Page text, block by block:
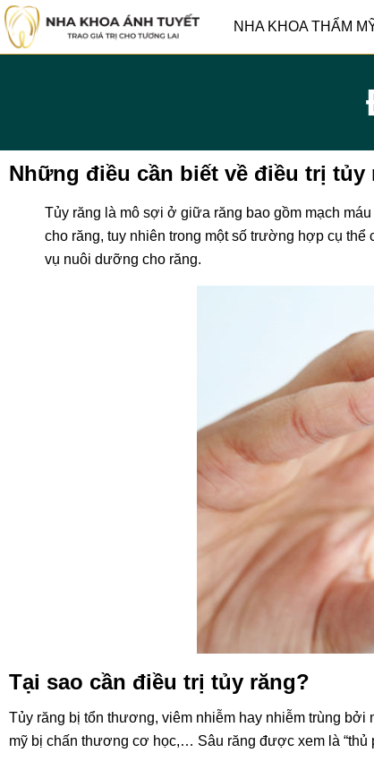
NHA KHOA THẨM
Những điều cần biết về điều trị tủy
Tủy răng là mô sợi ở giữa răng bao gồm mạch
cho răng, tuy nhiên trong một số trường hợp cụ
vụ nuôi dưỡng cho răng.
Tại sao cần điều trị tủy răng?
Tủy răng bị tổn thương, viêm nhiễm hay nhiễm trùng
mỹ bị chấn thương cơ học,… Sâu răng được xem là “thủ